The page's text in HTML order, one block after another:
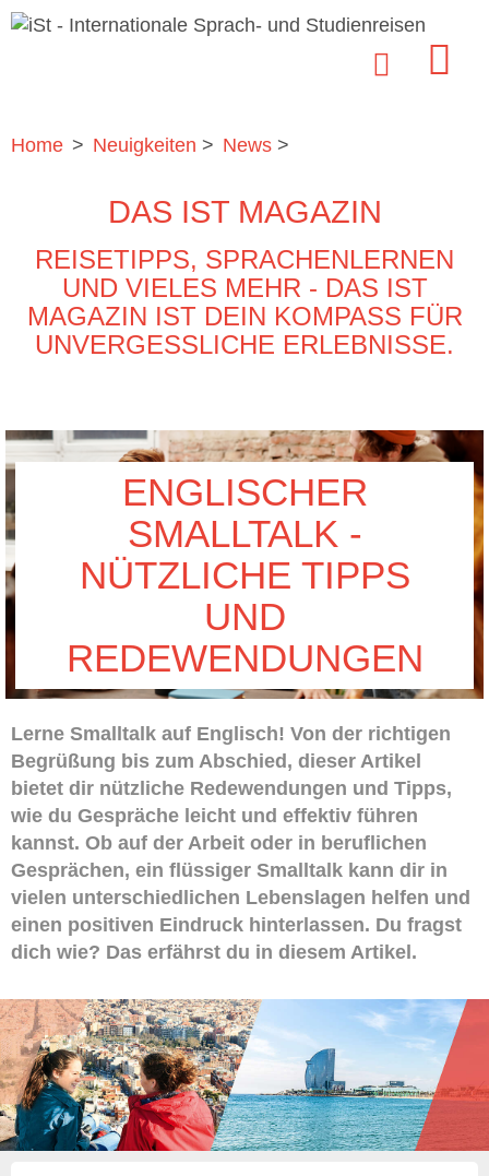
Home > Neuigkeiten > News >
DAS IST MAGAZIN
REISETIPPS, SPRACHENLERNEN
UND VIELES MEHR - DAS IST
MAGAZIN IST DEIN KOMPASS FÜR
UNVERGESSLICHE ERLEBNISSE.
ENGLISCHER
SMALLTALK -
NÜTZLICHE TIPPS
UND
REDEWENDUNGEN
Lerne Smalltalk auf Englisch! Von der richtigen
Begrüßung bis zum Abschied, dieser Artikel
bietet dir nützliche Redewendungen und Tipps,
wie du Gespräche leicht und effektiv führen
kannst. Ob auf der Arbeit oder in beruflichen
Gesprächen, ein flüssiger Smalltalk kann dir in
vielen unterschiedlichen Lebenslagen helfen und
einen positiven Eindruck hinterlassen. Du fragst
dich wie? Das erfährst du in diesem Artikel.